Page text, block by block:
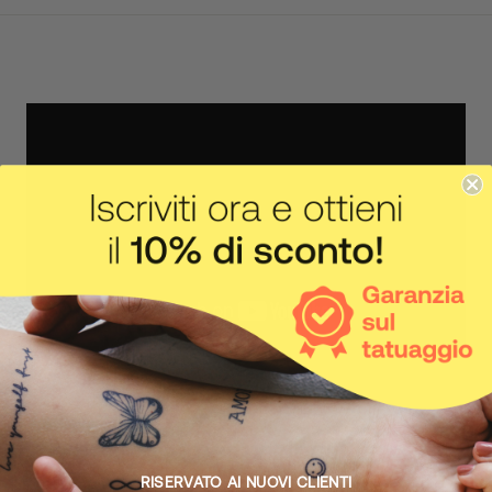
IL CORPO FA IL SUO LAVORO
Come funziona
RISERVATO AI NUOVI CLIENTI